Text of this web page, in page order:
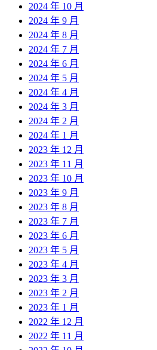
2024 年 10 月
2024 年 9 月
2024 年 8 月
2024 年 7 月
2024 年 6 月
2024 年 5 月
2024 年 4 月
2024 年 3 月
2024 年 2 月
2024 年 1 月
2023 年 12 月
2023 年 11 月
2023 年 10 月
2023 年 9 月
2023 年 8 月
2023 年 7 月
2023 年 6 月
2023 年 5 月
2023 年 4 月
2023 年 3 月
2023 年 2 月
2023 年 1 月
2022 年 12 月
2022 年 11 月